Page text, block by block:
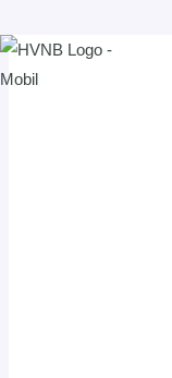
Zum
Inhalt